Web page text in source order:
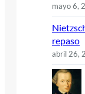
mayo 6,
repaso
abril 26,